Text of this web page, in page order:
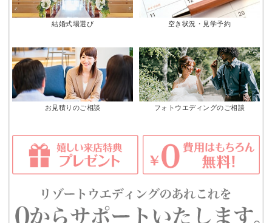
結婚式場選び 空き状況・見学予約
お見積りのご相談 フォトウエディングのご相談